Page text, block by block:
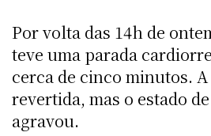
Por volta das 14h de
teve uma parada
cerca de cinco minutos.
revertida, mas o estado
agravou.